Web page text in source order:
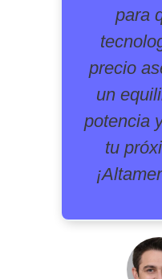
para
precio
un
potencia
tu